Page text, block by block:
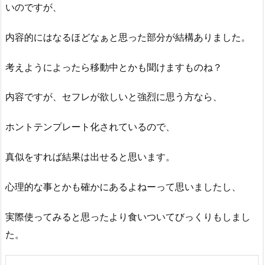
いのですが、
内容的にはなるほどなぁと思った部分が結構ありました。
考えようによったら移動中とかも聞けますものね？
内容ですが、セフレが欲しいと強烈に思う方なら、
ホントテンプレート化されているので、
真似をすれば結果は出せると思います。
心理的な事とかも確かにあるよねーって思いましたし、
実際使ってみると思ったより食いついてびっくりもしまし
た。